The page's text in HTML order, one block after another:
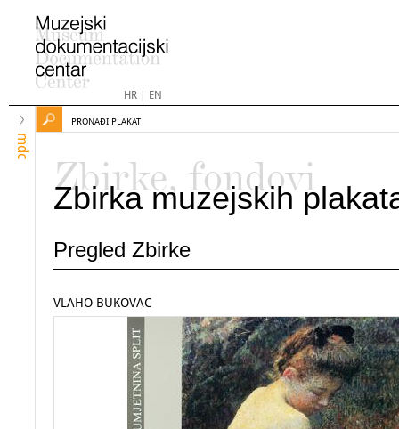
HR| EN
mdc
PRONAĐI PLAKAT
Zbirke, fondovi
Zbirka muzejskih
Pregled Zbirke
VLAHO BUKOVAC